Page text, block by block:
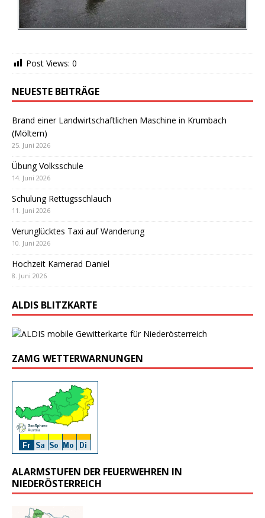
Post Views: 0
NEUESTE BEITRÄGE
Brand einer Landwirtschaftlichen Maschine in Krumbach
(Möltern)
25. Juni 2026
Übung Volksschule
14. Juni 2026
Schulung Rettugsschlauch
11. Juni 2026
Verunglücktes Taxi auf Wanderung
10. Juni 2026
Hochzeit Kamerad Daniel
8. Juni 2026
ALDIS BLITZKARTE
ZAMG WETTERWARNUNGEN
ALARMSTUFEN DER FEUERWEHREN IN
NIEDERÖSTERREICH